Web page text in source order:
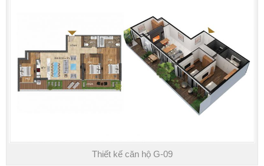
Thiết kế căn hộ G-09